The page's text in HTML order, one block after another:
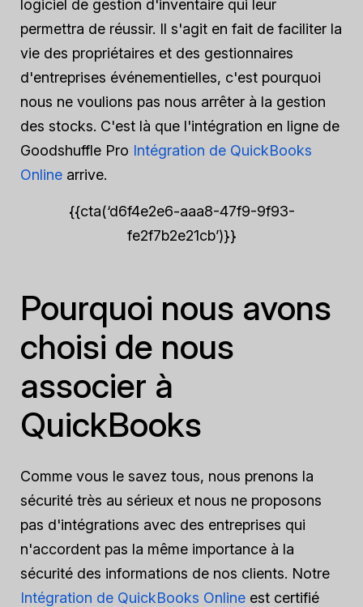
logiciel de gestion d'inventaire qui leur
permettra de réussir. Il s'agit en fait de faciliter la
vie des propriétaires et des gestionnaires
d'entreprises événementielles, c'est pourquoi
nous ne voulions pas nous arrêter à la gestion
des stocks. C'est là que l'intégration en ligne de
Goodshuffle Pro Intégration de QuickBooks
Online arrive.
{{cta(‘d6f4e2e6-aaa8-47f9-9f93-
fe2f7b2e21cb’)}}
Pourquoi nous avons
choisi de nous
associer à
QuickBooks
Comme vous le savez tous, nous prenons la
sécurité très au sérieux et nous ne proposons
pas d'intégrations avec des entreprises qui
n'accordent pas la même importance à la
sécurité des informations de nos clients. Notre
Intégration de QuickBooks Online est certifié